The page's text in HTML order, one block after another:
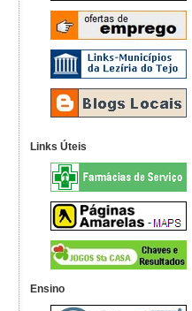
Links Úteis
Ensino